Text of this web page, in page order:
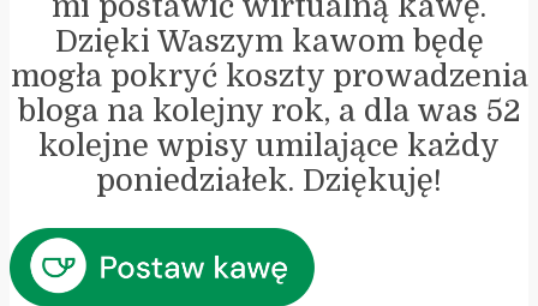
Dzięki Waszym kawom będę
mogła pokryć koszty prowadzenia
bloga na kolejny rok, a dla was 52
kolejne wpisy umilające każdy
poniedziałek. Dziękuję!